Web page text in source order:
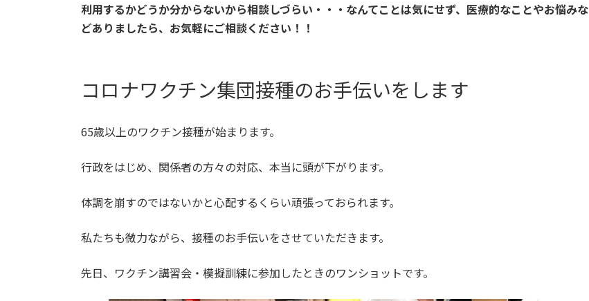
利用するかどうか分からないから相談しづらい・・・なんてことは気にせず、医療的なことやお悩みな
どありましたら、お気軽にご相談ください！！
コロナワクチン集団接種のお手伝いをします
65歳以上のワクチン接種が始まります。
行政をはじめ、関係者の方々の対応、本当に頭が下がります。
体調を崩すのではないかと心配するくらい頑張っておられます。
私たちも微力ながら、接種のお手伝いをさせていただきます。
先日、ワクチン講習会・模擬訓練に参加したときのワンショットです。